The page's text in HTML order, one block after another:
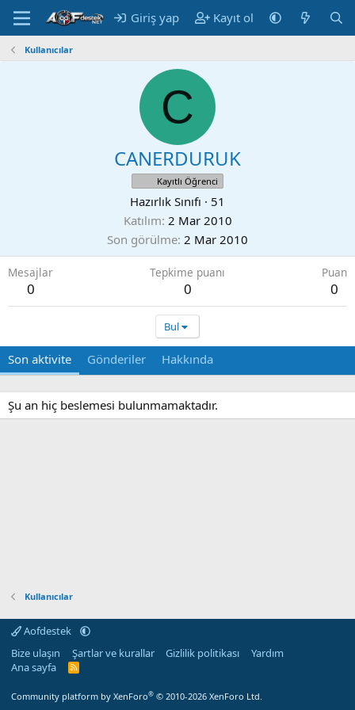
Giriş yap Kayıt ol
Kullanıcılar
C
CANERDURUK
Kayıtlı Öğrenci
Hazırlık Sınıfı · 51
Katılım 2 Mar 2010
Son görülme 2 Mar 2010
Mesajlar
0
Tepkime puanı
0
Puan
0
Bul
Son aktivite Gönderiler Hakkında
Şu an hiç beslemesi bulunmamaktadır.
Kullanıcılar
Aofdestek
Bize ulaşın
Şartlar ve kurallar Gizlilik politikası
Yardım
Ana sayfa
R
Community platform by XenForo® © 2010-2026 XenForo Ltd.